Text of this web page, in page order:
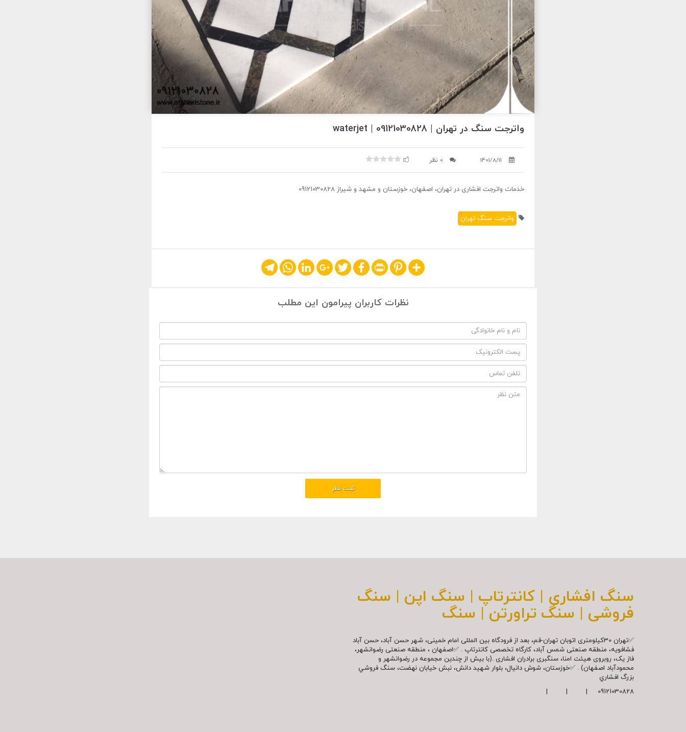
واترجت سنگ در تهران | 09121030828 | waterjet
1401/8/11 0 نظر
خدمات واترجت افشاری در تهران، اصفهان، خوزستان و مشهد و شیراز 09121030828
واترجت سنگ تهران
Share
Pinterest
Print
Facebook
Twitter
Google+
LinkedIn
WhatsApp
Telegram
نظرات کاربران پیرامون این مطلب
سنگ افشاری | کانترتاپ | سنگ اپن | سنگ
فروشی | سنگ تراورتن | سنگ
✅تهران 30کیلومتری اتوبان تهران-قم، بعد از فرودگاه بین المللی امام خمینی، شهر حسن آباد، حسن آباد
فشافویه، منطقه صنعتی شمس آباد، کارگاه تخصصی کانترتاپ . ✅اصفهان ، منطقه صنعتی رضوانشهر،
فاز یک، روبروی هیئت امنا، سنگبری برادران افشاری .(با بیش از چندین مجموعه در رضوانشهر و
محمودآباد اصفهان) . ✅خوزستان، شوش دانیال، بلوار شهيد دانش، نبش خیابان نهضت، سنگ فروشي
بزرگ افشاري
09121030828 | | |